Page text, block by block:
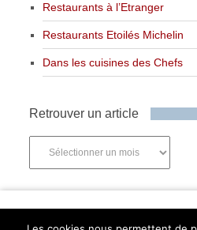
Restaurants à l’Etranger
Restaurants Etoilés Michelin
Dans les cuisines des Chefs
Retrouver un article